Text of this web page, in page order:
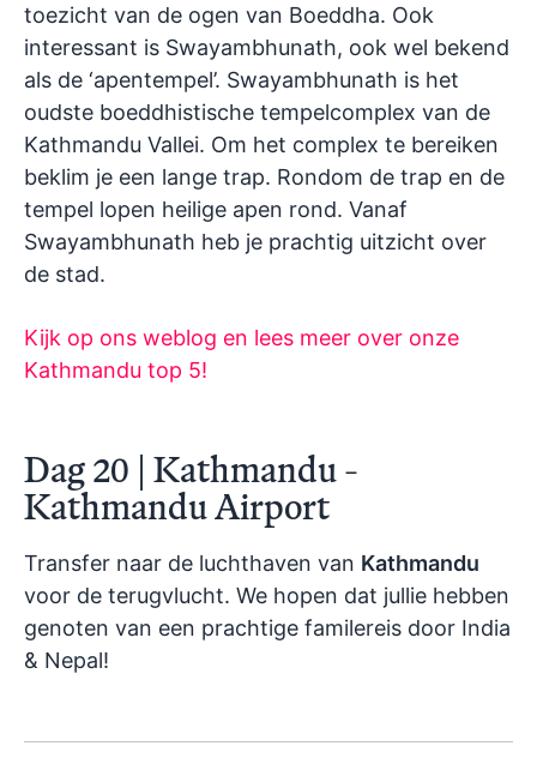
toezicht van de ogen van Boeddha. Ook
interessant is Swayambhunath, ook wel bekend
als de ‘apentempel’. Swayambhunath is het
oudste boeddhistische tempelcomplex van de
Kathmandu Vallei. Om het complex te bereiken
beklim je een lange trap. Rondom de trap en de
tempel lopen heilige apen rond. Vanaf
Swayambhunath heb je prachtig uitzicht over
de stad.
Kijk op ons weblog en lees meer over onze
Kathmandu top 5!
Dag 20 | Kathmandu -
Kathmandu Airport
Transfer naar de luchthaven van Kathmandu
voor de terugvlucht. We hopen dat jullie hebben
genoten van een prachtige familereis door India
& Nepal!